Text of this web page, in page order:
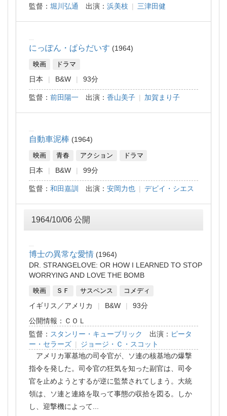
監督： 堀川弘通 出演： 浜美枝 | 三津田健
にっぽん・ぱらだいす 1964
映画 ドラマ
日本 B&W 93分
監督： 前田陽一 出演： 香山美子 | 加賀まり子
自動車泥棒 1964
映画 青春 アクション ドラマ
日本 B&W 99分
監督： 和田嘉訓 出演： 安岡力也 | デビイ・シエス
1964/10/06 公開
博士の異常な愛情
1964
DR. STRANGELOVE: OR HOW I LEARNED TO STOP
WORRYING AND LOVE THE BOMB
映画 ＳＦ サスペンス コメディ
イギリス アメリカ B&W
93分
公開情報：ＣＯＬ
監督： スタンリー・キューブリック 出演： ピータ
ー・セラーズ | ジョージ・Ｃ・スコット
アメリカ軍基地の司令官が、ソ連の核基地の爆撃
指令を発した。司令官の狂気を知った副官は、司令
官を止めようとするが逆に監禁されてしまう。大統
領は、ソ連と連絡を取って事態の収拾を図る。しか
し、迎撃機によって